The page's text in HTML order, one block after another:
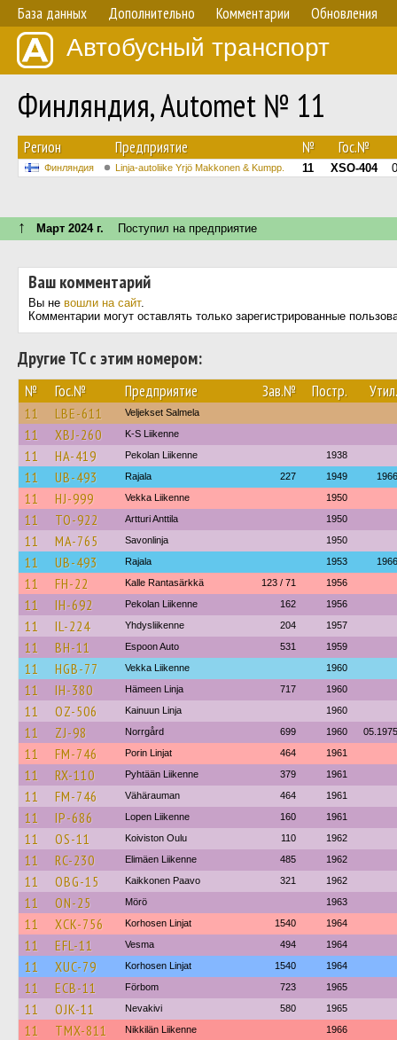
База данных Дополнительно Комментарии Обновления
Автобусный транспорт
Финляндия, Automet № 11
Регион Предприятие № Гос.№
Финляндия Linja-autoliike Yrjö Makkonen & Kumpp. 11 XSO-404
↑ Март 2024 г. Поступил на предприятие
Ваш комментарий
Вы не вошли на сайт.
Комментарии могут оставлять только зарегистрированные
Другие ТС с этим номером:
№ Гос.№ Предприятие Зав.№ Постр. Утил.
11 LBE-611 Veljekset Salmela
11 XBJ-260 K-S Liikenne
11 HA-419 Pekolan Liikenne 1938
11 UB-493 Rajala 227 1949 1966
11 HJ-999 Vekka Liikenne 1950
11 TO-922 Artturi Anttila 1950
11 MA-765 Savonlinja 1950
11 UB-493 Rajala 1953 1966
11 FH-22 Kalle Rantasärkkä 123 / 71 1956
11 IH-692 Pekolan Liikenne 162 1956
11 IL-224 Yhdysliikenne 204 1957
11 BH-11 Espoon Auto 531 1959
11 HGB-77 Vekka Liikenne 1960
11 IH-380 Hämeen Linja 717 1960
11 OZ-506 Kainuun Linja 1960
11 ZJ-98 Norrgård 699 1960 05.1975
11 FM-746 Porin Linjat 464 1961
11 RX-110 Pyhtään Liikenne 379 1961
11 FM-746 Vähärauman 464 1961
11 IP-686 Lopen Liikenne 160 1961
11 OS-11 Koiviston Oulu 110 1962
11 RC-230 Elimäen Liikenne 485 1962
11 OBG-15 Kaikkonen Paavo 321 1962
11 ON-25 Mörö 1963
11 XCK-756 Korhosen Linjat 1540 1964
11 EFL-11 Vesma 494 1964
11 XUC-79 Korhosen Linjat 1540 1964
11 ECB-11 Förbom 723 1965
11 OJK-11 Nevakivi 580 1965
11 TMX-811 Nikkilän Liikenne 1966